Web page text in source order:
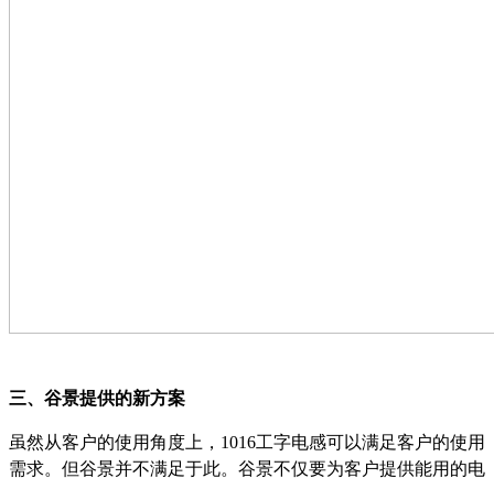
三、 谷景提供的新方案
虽然从客户的使用角度上， 1016工字电感可以满足客户的使用
需求。但谷景并不满足于此。谷景不仅要为客户提供能用的电